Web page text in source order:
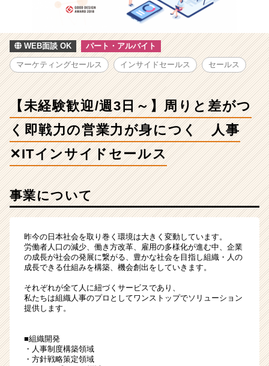
経
験
歓
迎/
日
～】
周
り
と
く
戦
力
の
営
業
力
WEB面談 OK パート・アルバイト
マーケティングセールス インサイドセールス セールス
【未経験歓迎/週3日～】周りと差がつ
く即戦力の営業力が身につく 人事
✕ITインサイドセールス
事業について
昨今の日本社会を取り巻く環境は大きく変動しています。
労働者人口の減少、働き方改革、雇用の多様化が進む中、企業
の成長が社会の発展に繋がる、豊かな社会を目指し組織・人の
成長できる仕組みを構築、機会創出をしていきます。
それぞれが全て人に紐づくサービスであり、
私たちは組織人事のプロとしてワンストップでソリューション
提供します。
■組織開発
・人事制度構築領域
・方針戦略策定領域